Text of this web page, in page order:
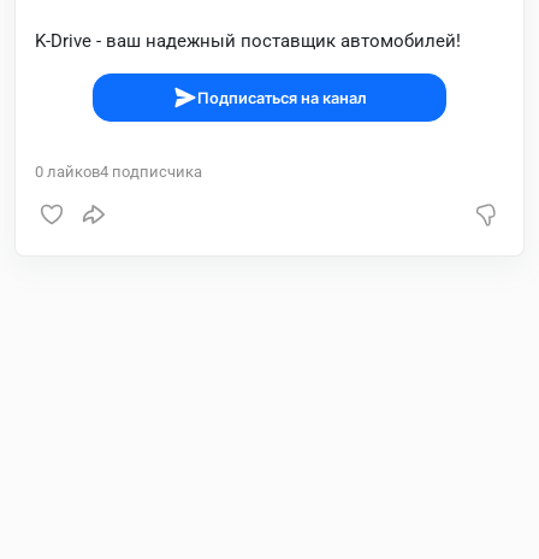
K-Drive - ваш надежный поставщик автомобилей!
Подписаться на канал
0 лайков4 подписчика